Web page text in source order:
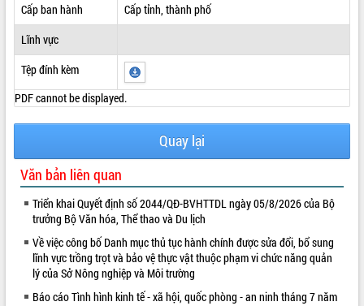
VIDEO
Cấp ban hành
Cấp tỉnh, thành phố
Lĩnh vực
Tệp đính kèm
PDF cannot be displayed.
Quay lại
Văn bản liên quan
Triển khai Quyết định số 2044/QĐ-BVHTTDL ngày 05/8/2026 của Bộ
trưởng Bộ Văn hóa, Thể thao và Du lịch
Về việc công bố Danh mục thủ tục hành chính được sửa đổi, bổ sung
lĩnh vực trồng trọt và bảo vệ thực vật thuộc phạm vi chức năng quản
lý của Sở Nông nghiệp và Môi trường
Báo cáo Tình hình kinh tế - xã hội, quốc phòng - an ninh tháng 7 năm